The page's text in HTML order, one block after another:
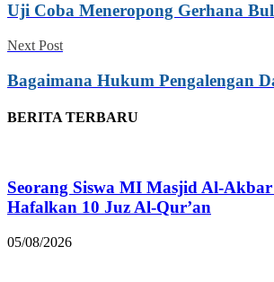
Uji Coba Meneropong Gerhana
Next Post
Bagaimana Hukum Pengalengan
BERITA TERBARU
Seorang Siswa MI Masjid Al-
Hafalkan 10 Juz Al-Qur’an
05/08/2026